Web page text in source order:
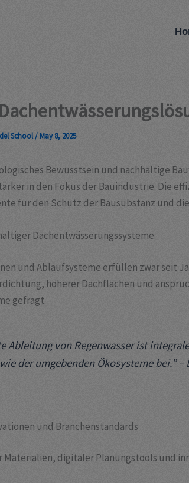
School/ May 8, 2025
Bewusstsein und nachhaltige
in den Fokus der Bauindustrie. Die
für den Schutz der Bausubstanz und
Dachentwässerungssysteme
und Ablaufsysteme erfüllen zwar seit
höherer Dachflächen und
gefragt.
Ableitung von Regenwasser ist
der umgebenden Ökosysteme bei.”
und Branchenstandards
Materialien, digitaler Planungstools und